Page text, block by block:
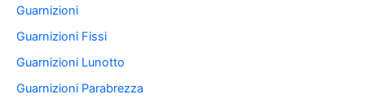
Guarnizioni
Guarnizioni Fissi
Guarnizioni Lunotto
Guarnizioni Parabrezza